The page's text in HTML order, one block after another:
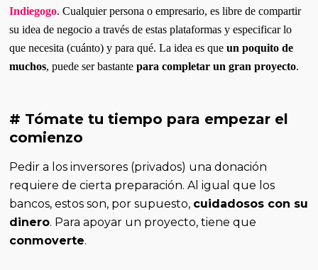
Indiegogo. Cualquier persona o empresario, es libre de compartir
su idea de negocio a través de estas plataformas y especificar lo
que necesita (cuánto) y para qué. La idea es queun poquito de
muchos, puede ser bastantepara completar un gran proyecto.
# Tómate tu tiempo para empezar el
comienzo
Pedir a los inversores (privados) una donación
requiere de cierta preparación. Al igual que los
bancos, estos son, por supuesto, cuidadosos con su
dinero. Para apoyar un proyecto, tiene que
conmoverte.